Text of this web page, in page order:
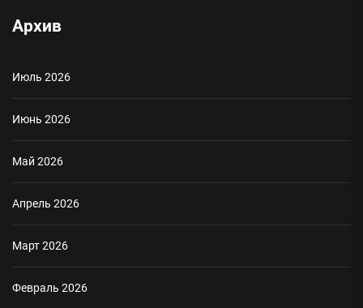
Архив
Июль 2026
Июнь 2026
Май 2026
Апрель 2026
Март 2026
Февраль 2026